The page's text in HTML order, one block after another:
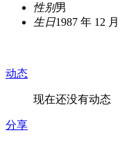
性别男
生日1987 年 12 月
动态
现在还没有动态
分享